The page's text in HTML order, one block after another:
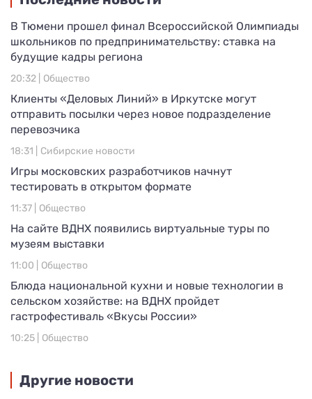
В Тюмени прошел финал Всероссийской Олимпиады
школьников по предпринимательству: ставка на
будущие кадры региона
20:32 | Общество
Клиенты «Деловых Линий» в Иркутске могут
отправить посылки через новое подразделение
перевозчика
18:31 | Сибирские новости
Игры московских разработчиков начнут
тестировать в открытом формате
11:37 | Общество
На сайте ВДНХ появились виртуальные туры по
музеям выставки
11:00 | Общество
Блюда национальной кухни и новые технологии в
сельском хозяйстве: на ВДНХ пройдет
гастрофестиваль «Вкусы России»
10:25 | Общество
Другие новости